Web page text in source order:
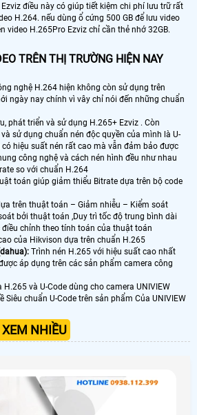
điều này có giúp tiết kiệm chi phí lưu trữ rất
H.264. nếu dùng ổ cứng 500 GB để lưu video
video H.265Pro Ezviz chỉ cần thẻ nhớ 32GB.
TRÊN THỊ TRƯỜNG HIỆN NAY
nghệ H.264 hiện không còn sử dụng trên
ngày nay chính vì vây chỉ nói đến những chuẩn
phát triển và sử dụng H.265+ Ezviz . Còn
sử dụng chuẩn nén độc quyền của mình là U-
có hiệu suất nén rất cao mà vẫn đảm bảo được
công nghệ và cách nén hình đều như nhau
so với chuẩn H.264
toán giúp giảm thiểu Bitrate dựa trên bộ code
trên thuật toán – Giảm nhiễu – Kiểm soát
bởi thuật toán ,Duy trì tốc độ trung bình dài
điều chỉnh theo tính toán của thuật toán
của Hikvison dựa trên chuẩn H.265
Trình nén H.265 với hiệu suất cao nhất
áp dụng trên các sản phẩm camera công
H.265 và U-Code dùng cho camera UNIVIEW
Siêu chuẩn U-Code trên sản phẩm Của UNIVIEW
NHIỀU